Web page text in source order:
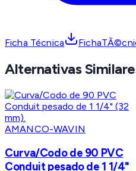
Ficha Técnica
Alternativas
AMANCO-WAVIN
Curva/Codo de 90 PVC
Conduit pesado de 1 1/4"